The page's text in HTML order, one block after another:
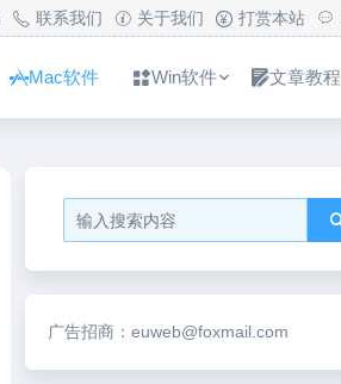
联系我们 关于我们 打赏本站
Mac软件 Win软件 文章教程
广告招商：euweb@foxmail.com